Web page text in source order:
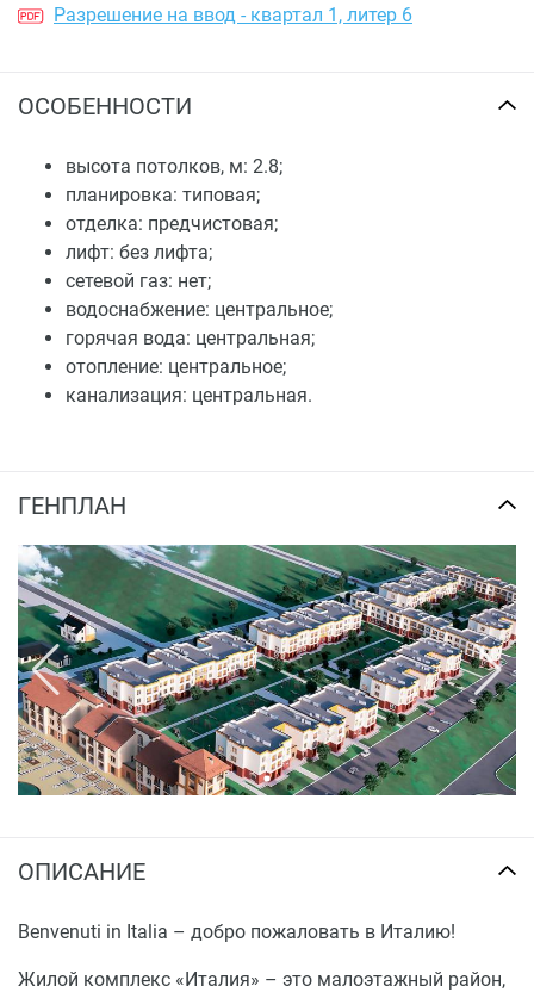
Разрешение на ввод - квартал 1, литер 6
ОСОБЕННОСТИ
высота потолков, м: 2.8;
планировка: типовая;
отделка: предчистовая;
лифт: без лифта;
сетевой газ: нет;
водоснабжение: центральное;
горячая вода: центральная;
отопление: центральное;
канализация: центральная.
ГЕНПЛАН
ОПИСАНИЕ
Benvenuti in Italia – добро пожаловать в Италию!
Жилой комплекс «Италия» – это малоэтажный район,